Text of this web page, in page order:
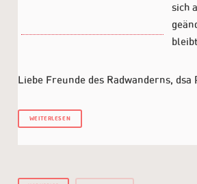
sich
Liebe Freunde des Radwanderns,
WEITERLESEN